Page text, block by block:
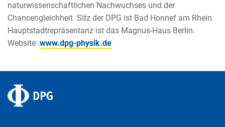
naturwissenschaftlichen Nachwuchses und der
Chancengleichheit. Sitz der DPG ist Bad Honnef am Rhein.
Hauptstadtrepräsentanz ist das Magnus-Haus Berlin.
Website: www.dpg-physik.de